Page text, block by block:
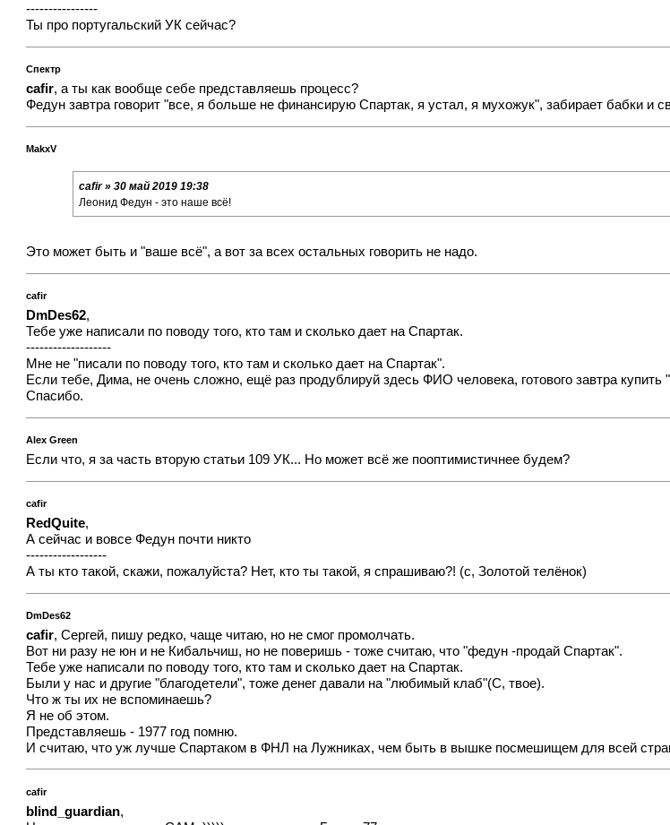
----------------
Ты про португальский УК сейчас?
Спектр
cafir, а ты как вообще себе представляешь процесс?
Федун завтра говорит "все, я больше не финансирую Спартак, я устал, я мухожук", забирает бабки и
MakxV
cafir » 30 май 2019 19:38
Леонид Федун - это наше всё!
Это может быть и "ваше всё", а вот за всех остальных говорить не надо.
cafir
DmDes62,
Тебе уже написали по поводу того, кто там и сколько дает на Спартак.
-------------------
Мне не "писали по поводу того, кто там и сколько дает на Спартак".
Если тебе, Дима, не очень сложно, ещё раз продублируй здесь ФИО человека, готового завтра купить
Спасибо.
Alex Green
Если что, я за часть вторую статьи 109 УК... Но может всё же пооптимистичнее будем?
cafir
RedQuite,
А сейчас и вовсе Федун почти никто
------------------
А ты кто такой, скажи, пожалуйста? Нет, кто ты такой, я спрашиваю?! (с, Золотой телёнок)
DmDes62
cafir, Сергей, пишу редко, чаще читаю, но не смог промолчать.
Вот ни разу не юн и не Кибальчиш, но не поверишь - тоже считаю, что "федун -продай Спартак".
Тебе уже написали по поводу того, кто там и сколько дает на Спартак.
Были у нас и другие "благодетели", тоже денег давали на "любимый клаб"(С, твое).
Что ж ты их не вспоминаешь?
Я не об этом.
Представляешь - 1977 год помню.
И считаю, что уж лучше Спартаком в ФНЛ на Лужниках, чем быть в вышке посмешищем для всей
cafir
blind_guardian,